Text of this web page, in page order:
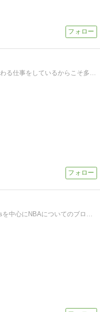
健康に関する情報の発信健康に携わる仕事をしているからこそ多くの知識を発信し健康の役に立つ
NBA情報fromロサンゼルス!Lakersを中心にNBAについてのブログ。日本では報道されない情報も。